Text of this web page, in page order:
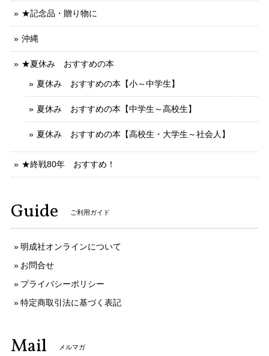
★記念品・贈り物に
沖縄
★夏休み おすすめの本
夏休み おすすめの本【小～中学生】
夏休み おすすめの本【中学生～高校生】
夏休み おすすめの本【高校生・大学生～社会人】
★終戦80年 おすすめ！
Guide ご利用ガイド
明成社オンラインについて
お問合せ
プライバシーポリシー
特定商取引法に基づく表記
Mail メルマガ